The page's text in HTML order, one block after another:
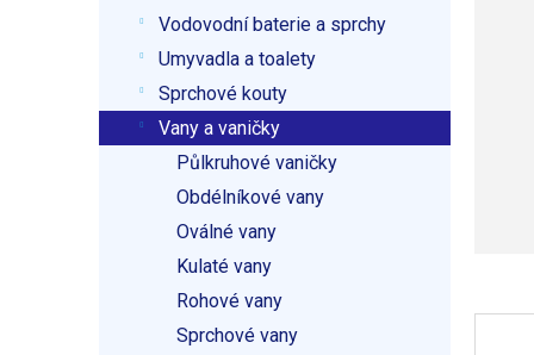
l
Vodovodní baterie a sprchy
Umyvadla a toalety
Sprchové kouty
Vany a vaničky
Půlkruhové vaničky
Obdélníkové vany
Oválné vany
Kulaté vany
Rohové vany
Sprchové vany